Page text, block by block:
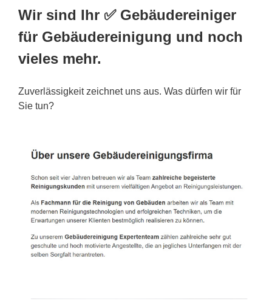
Wir sind Ihr ✅ Gebäudereiniger
für Gebäudereinigung und noch
vieles mehr.
Zuverlässigkeit zeichnet uns aus. Was dürfen wir für
Sie tun?